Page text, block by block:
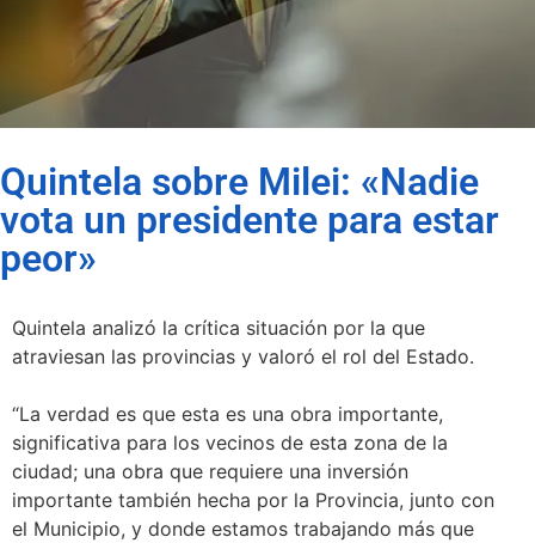
Quintela sobre Milei: «Nadie
vota un presidente para estar
peor»
Quintela analizó la crítica situación por la que
atraviesan las provincias y valoró el rol del Estado.
“La verdad es que esta es una obra importante,
significativa para los vecinos de esta zona de la
ciudad; una obra que requiere una inversión
importante también hecha por la Provincia, junto con
el Municipio, y donde estamos trabajando más que